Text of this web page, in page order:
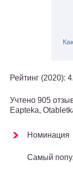
Рейтинг (2020):
Учтено 905
Еаpteka,
Номинация
Самый